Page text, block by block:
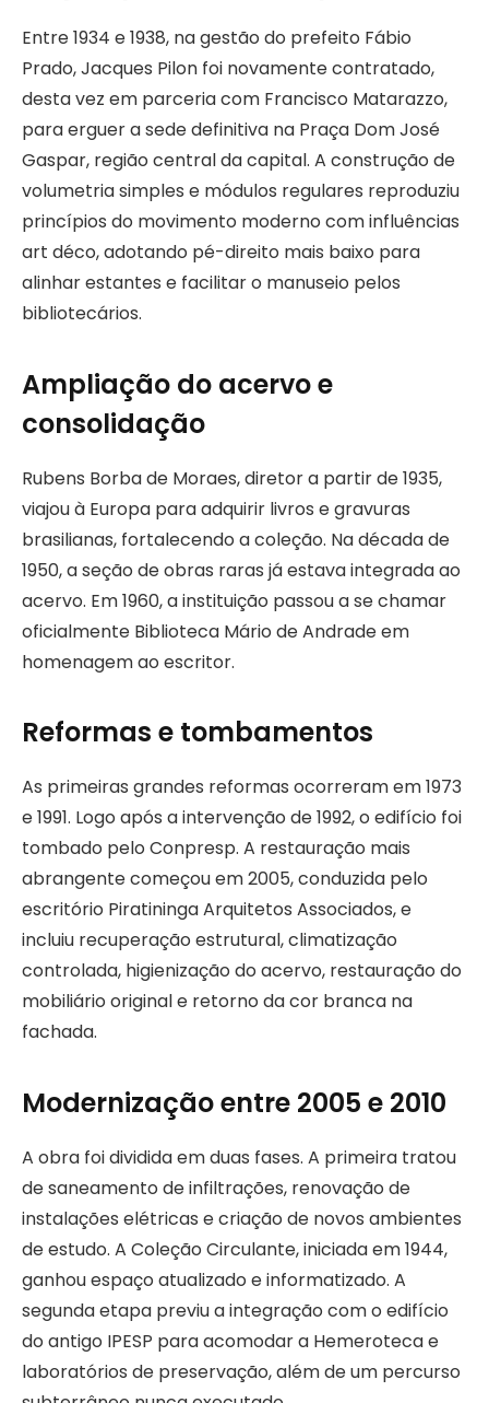
Entre 1934 e 1938, na gestão do prefeito Fábio
Prado, Jacques Pilon foi novamente contratado,
desta vez em parceria com Francisco Matarazzo,
para erguer a sede definitiva na Praça Dom José
Gaspar, região central da capital. A construção de
volumetria simples e módulos regulares reproduziu
princípios do movimento moderno com influências
art déco, adotando pé-direito mais baixo para
alinhar estantes e facilitar o manuseio pelos
bibliotecários.
Ampliação do acervo e
consolidação
Rubens Borba de Moraes, diretor a partir de 1935,
viajou à Europa para adquirir livros e gravuras
brasilianas, fortalecendo a coleção. Na década de
1950, a seção de obras raras já estava integrada ao
acervo. Em 1960, a instituição passou a se chamar
oficialmente Biblioteca Mário de Andrade em
homenagem ao escritor.
Reformas e tombamentos
As primeiras grandes reformas ocorreram em 1973
e 1991. Logo após a intervenção de 1992, o edifício foi
tombado pelo Conpresp. A restauração mais
abrangente começou em 2005, conduzida pelo
escritório Piratininga Arquitetos Associados, e
incluiu recuperação estrutural, climatização
controlada, higienização do acervo, restauração do
mobiliário original e retorno da cor branca na
fachada.
Modernização entre 2005 e 2010
A obra foi dividida em duas fases. A primeira tratou
de saneamento de infiltrações, renovação de
instalações elétricas e criação de novos ambientes
de estudo. A Coleção Circulante, iniciada em 1944,
ganhou espaço atualizado e informatizado. A
segunda etapa previu a integração com o edifício
do antigo IPESP para acomodar a Hemeroteca e
laboratórios de preservação, além de um percurso